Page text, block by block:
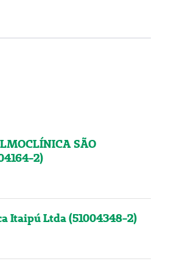
SÃO
2)
Itaipú Ltda (51004348-2)